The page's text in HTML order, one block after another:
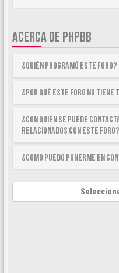
ACERCA DE PHPBB
¿Quién programó este foro?
¿Por qué este foro no tiene
¿Con quién se puede
relacionados con este foro?
¿Cómo puedo ponerme en